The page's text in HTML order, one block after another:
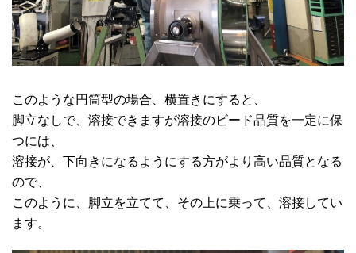
このような円筒型の場合、横置きにすると、
脚立なしで、溶接できますが溶接のビード品質を一定に保
つには、
溶接が、下向きになるようにする方がより高い品質となる
ので、
このように、脚立を立てて、その上に乗って、溶接してい
ます。